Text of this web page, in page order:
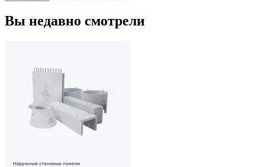
Вы недавно смотрели